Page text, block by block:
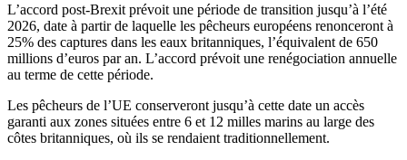
L’accord post-Brexit prévoit une période de transition jusqu’à l’été
2026, date à partir de laquelle les pêcheurs européens renonceront à
25% des captures dans les eaux britanniques, l’équivalent de 650
millions d’euros par an. L’accord prévoit une renégociation annuelle
au terme de cette période.
Les pêcheurs de l’UE conserveront jusqu’à cette date un accès
garanti aux zones situées entre 6 et 12 milles marins au large des
côtes britanniques, où ils se rendaient traditionnellement.